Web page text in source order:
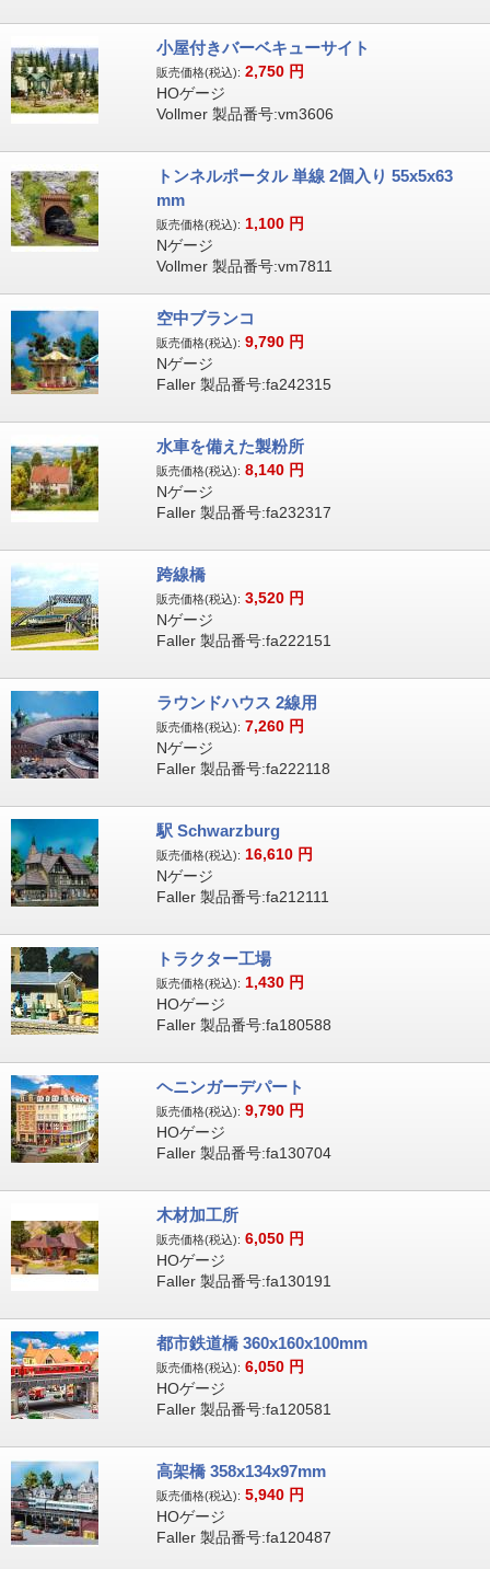
小屋付きバーベキューサイト
販売価格(税込): 2,750 円
HOゲージ
Vollmer 製品番号:vm3606
トンネルポータル 単線 2個入り 55x5x63
mm
販売価格(税込): 1,100 円
Nゲージ
Vollmer 製品番号:vm7811
空中ブランコ
販売価格(税込): 9,790 円
Nゲージ
Faller 製品番号:fa242315
水車を備えた製粉所
販売価格(税込): 8,140 円
Nゲージ
Faller 製品番号:fa232317
跨線橋
販売価格(税込): 3,520 円
Nゲージ
Faller 製品番号:fa222151
ラウンドハウス 2線用
販売価格(税込): 7,260 円
Nゲージ
Faller 製品番号:fa222118
駅 Schwarzburg
販売価格(税込): 16,610 円
Nゲージ
Faller 製品番号:fa212111
トラクター工場
販売価格(税込): 1,430 円
HOゲージ
Faller 製品番号:fa180588
ヘニンガーデパート
販売価格(税込): 9,790 円
HOゲージ
Faller 製品番号:fa130704
木材加工所
販売価格(税込): 6,050 円
HOゲージ
Faller 製品番号:fa130191
都市鉄道橋 360x160x100mm
販売価格(税込): 6,050 円
HOゲージ
Faller 製品番号:fa120581
高架橋 358x134x97mm
販売価格(税込): 5,940 円
HOゲージ
Faller 製品番号:fa120487